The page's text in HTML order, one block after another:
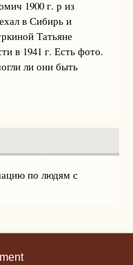
1900 г. р из
в Сибирь и
Татьяне
в 1941 г. Есть фото.
ли они быть
по людям с